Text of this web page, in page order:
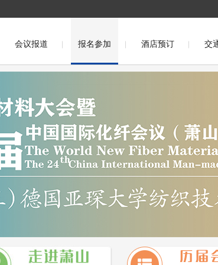
会议报道 报名参加 酒店预订 交
第十九届中国国际化纤会议（桐乡2013） 第十
第十六届中国国际化纤会议(吴江2010) 第十五届